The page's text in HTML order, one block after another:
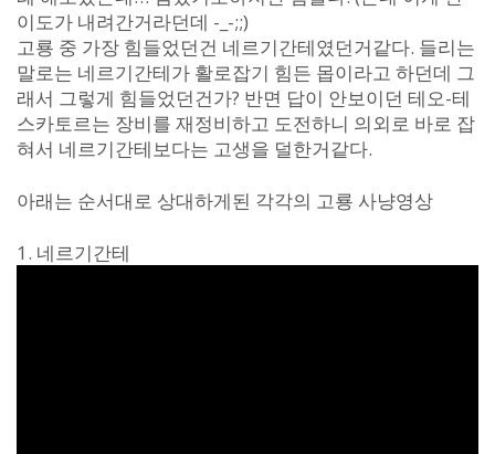
이도가 내려간거라던데 -_-;;)
고룡 중 가장 힘들었던건 네르기간테였던거같다. 들리는
말로는 네르기간테가 활로잡기 힘든 몹이라고 하던데 그
래서 그렇게 힘들었던건가? 반면 답이 안보이던 테오-테
스카토르는 장비를 재정비하고 도전하니 의외로 바로 잡
혀서 네르기간테보다는 고생을 덜한거같다.
아래는 순서대로 상대하게된 각각의 고룡 사냥영상
1. 네르기간테